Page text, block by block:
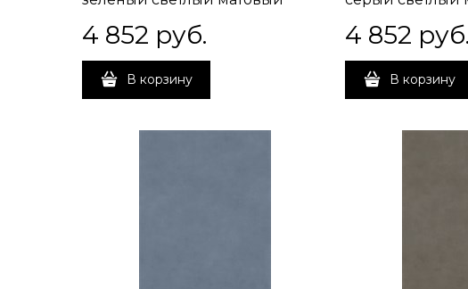
обрезной 60x119,5x0,9
4 852 руб.
В корзину
обрезной
4 852 руб.
В корзину